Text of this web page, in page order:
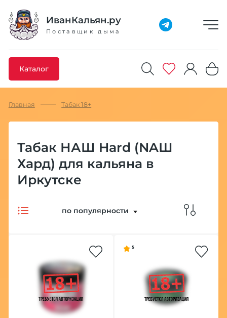
ИванКальян.ру
Поставщик дыма
Каталог
Добавлено максимальное кол-во товара
Главная Табак 18+
Табак НАШ Hard (NAШ
Хард) для кальяна в
Иркутске
по популярности
5